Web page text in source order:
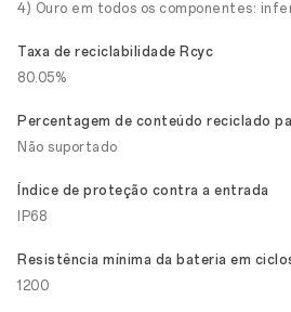
4) Ouro em todos os componentes:
Taxa de reciclabilidade Rcyc
80.05%
Percentagem de conteúdo reciclado
Não suportado
Índice de proteção contra a entrada
IP68
Resistência mínima da bateria em
1200